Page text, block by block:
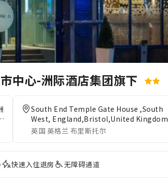
中心-洲际酒店集团旗下
South End Temple Gate House ,South
West, England,Bristol,United Kingdom
英国 英格兰 布里斯托尔
快速入住退房 无障碍通道